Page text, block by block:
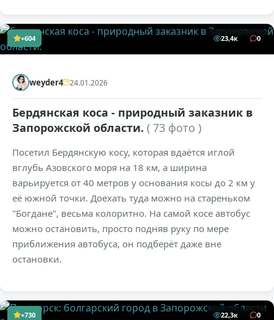
+604 23,4к 0
weyder4 24.01.2026
Бердянская коса - природный заказник в
Запорожской области. ( 73 фото )
Посетил Бердянскую косу, которая вдаётся иглой
вглубь Азовского моря на 18 км, а ширина
варьируется от 40 метров у основания косы до 2 км у
её южной точки. Доехать туда можно на стареньком
"Богдане", весьма колоритно. На самой косе автобус
можно остановить, просто подняв руку по мере
приближения автобуса, он подберёт даже вне
остановки.
+730 22,3к 0